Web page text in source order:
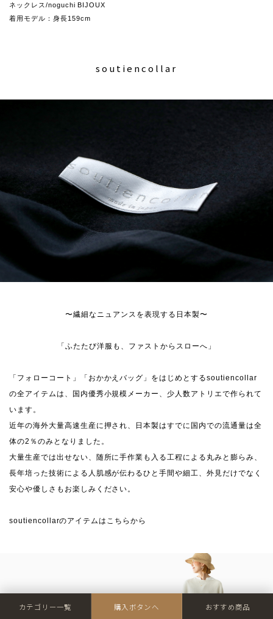
ネックレス/noguchi BIJOUX
着用モデル：身長159cm
soutiencollar
〜繊細なニュアンスを表現する日本製〜
「ふたたび洋服も、ファストからスローへ」
「フォローコート」「おかかえバッグ」をはじめとするsoutiencollar
の全アイテムは、国内優秀小規模メーカー、少人数アトリエで作られて
います。
近年の海外大量高速生産に押され、日本製はすでに国内での流通量は全
体の2％のみとなりました。
大量生産では出せない、随所に手作業も入る工程による丸みと膨らみ、
長年培った技術による人肌感が伝わるひと手間や細工、外見だけでなく
安心や優しさもお楽しみください。
soutiencollarのアイテムはこちらから
カテゴリー一覧 購入ボタンへ おすすめ商品